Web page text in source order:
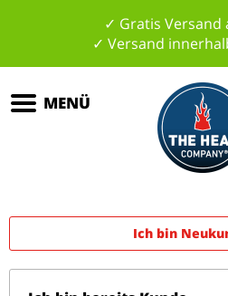
✓ Gratis Versand
✓ Versand
MENÜ
Ich bin